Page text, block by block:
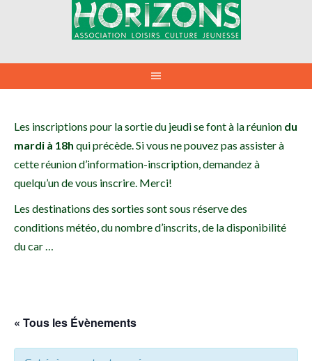
Les inscriptions pour la sortie du jeudi se font à la réunion du
mardi à 18h qui précède. Si vous ne pouvez pas assister à
cette réunion d’information-inscription, demandez à
quelqu’un de vous inscrire. Merci!
Les destinations des sorties sont sous réserve des
conditions météo, du nombre d’inscrits, de la disponibilité
du car …
« Tous les Évènements